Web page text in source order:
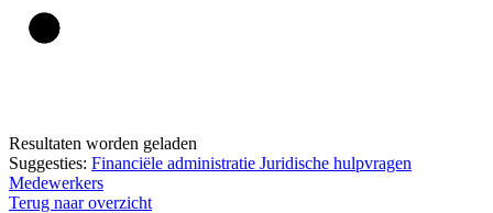
Resultaten worden geladen
Suggesties: Financiële administratie Juridische hulpvragen
Medewerkers
Terug naar overzicht